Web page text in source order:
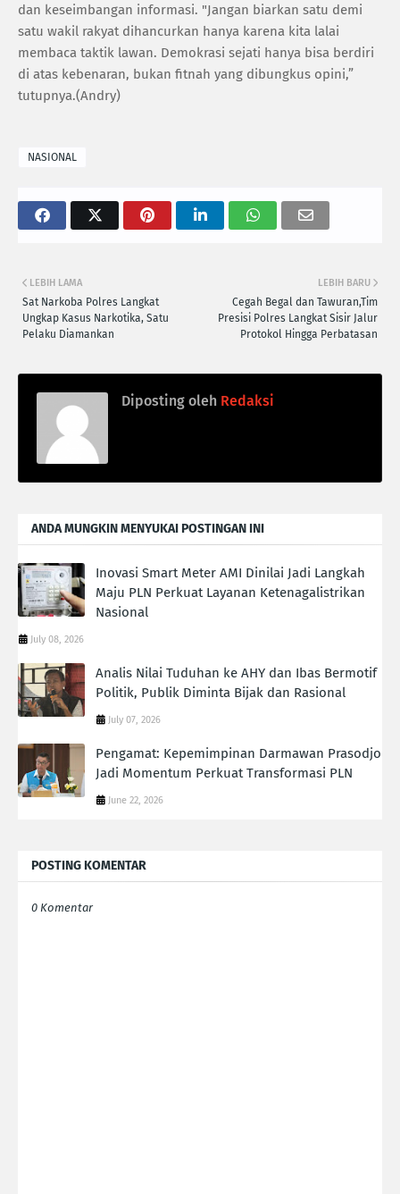
dan keseimbangan informasi. "Jangan biarkan satu demi
satu wakil rakyat dihancurkan hanya karena kita lalai
membaca taktik lawan. Demokrasi sejati hanya bisa berdiri
di atas kebenaran, bukan fitnah yang dibungkus opini,”
tutupnya.(Andry)
NASIONAL
LEBIH BARU
Cegah Begal dan Tawuran,Tim
Presisi Polres Langkat Sisir Jalur
Protokol Hingga Perbatasan
LEBIH LAMA
Sat Narkoba Polres Langkat
Ungkap Kasus Narkotika, Satu
Pelaku Diamankan
Diposting oleh Redaksi
ANDA MUNGKIN MENYUKAI POSTINGAN INI
Inovasi Smart Meter AMI Dinilai Jadi Langkah
Maju PLN Perkuat Layanan Ketenagalistrikan
Nasional
July 08, 2026
Analis Nilai Tuduhan ke AHY dan Ibas Bermotif
Politik, Publik Diminta Bijak dan Rasional
July 07, 2026
Pengamat: Kepemimpinan Darmawan Prasodjo
Jadi Momentum Perkuat Transformasi PLN
June 22, 2026
POSTING KOMENTAR
0 Komentar